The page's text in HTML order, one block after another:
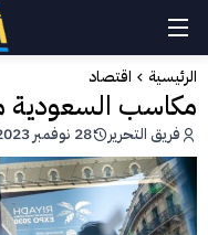
الرئيسية اقتصاد
مكاسب السعودية
فريق التحرير 28 نوفمبر 2023 - 17:59